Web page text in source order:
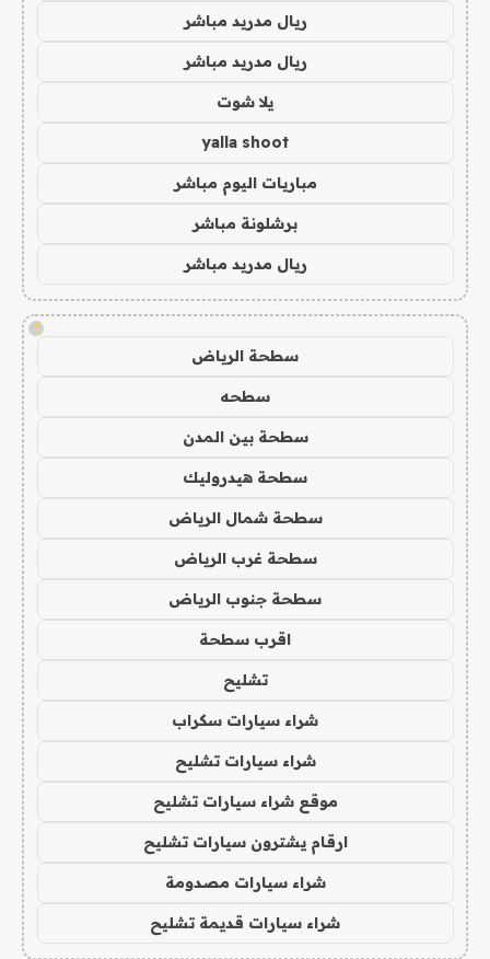
ريال مدريد مباشر
ريال مدريد مباشر
يلا شوت
yalla shoot
مباريات اليوم مباشر
برشلونة مباشر
ريال مدريد مباشر
!
سطحة الرياض
سطحه
سطحة بين المدن
سطحة هيدروليك
سطحة شمال الرياض
سطحة غرب الرياض
سطحة جنوب الرياض
اقرب سطحة
تشليح
شراء سيارات سكراب
شراء سيارات تشليح
موقع شراء سيارات تشليح
ارقام يشترون سيارات تشليح
شراء سيارات مصدومة
شراء سيارات قديمة تشليح